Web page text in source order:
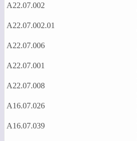
А22.07.002
А22.07.002.01
А22.07.006
А22.07.001
А22.07.008
A16.07.026
A16.07.039